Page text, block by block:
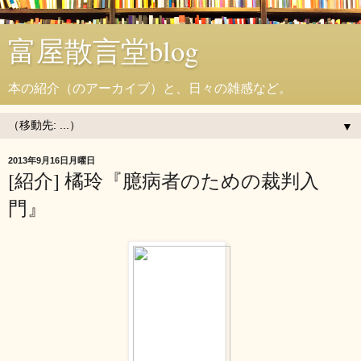
富屋散言堂blog
本の紹介（のアーカイブ）と、日々の雑感など。
▼
2013年9月16日月曜日
[紹介] 橘玲『臆病者のための裁判入
門』